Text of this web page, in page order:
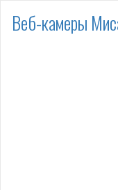
Веб-камеры